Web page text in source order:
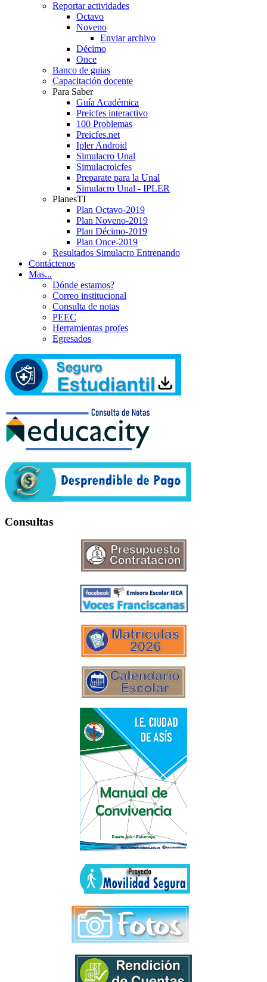
Reportar actividades
Octavo
Noveno
Enviar archivo
Décimo
Once
Banco de guias
Capacitación docente
Para Saber
Guía Académica
Preicfes interactivo
100 Problemas
Preicfes.net
Ipler Android
Simulacro Unal
Simulacroicfes
Preparate para la Unal
Simulacro Unal - IPLER
PlanesTI
Plan Octavo-2019
Plan Noveno-2019
Plan Décimo-2019
Plan Once-2019
Resultados Simulacro Entrenando
Contáctenos
Mas...
Dónde estamos?
Correo institucional
Consulta de notas
PEEC
Herramientas profes
Egresados
Consultas